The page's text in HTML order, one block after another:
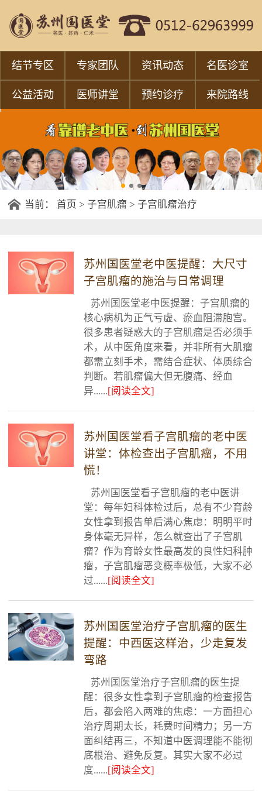
结节专区 专家团队 资讯动态 名医诊室
公益活动 医师讲堂 预约诊疗 来院路线
当前： 首页 > 子宫肌瘤 > 子宫肌瘤治疗
苏州国医堂老中医提醒：大尺寸
子宫肌瘤的施治与日常调理
苏州国医堂老中医提醒：子宫肌瘤的
核心病机为正气亏虚、瘀血阻滞胞宫。
很多患者疑惑大的子宫肌瘤是否必须手
术，从中医角度来看，并非所有大肌瘤
都需立刻手术，需结合症状、体质综合
判断。若肌瘤偏大但无腹痛、经血
异......[阅读全文]
苏州国医堂看子宫肌瘤的老中医
讲堂：体检查出子宫肌瘤，不用
慌！
苏州国医堂看子宫肌瘤的老中医讲
堂：每年妇科体检过后，总有不少育龄
女性拿到报告单后满心焦虑：明明平时
身体毫无异样，怎么就查出了子宫肌
瘤？作为育龄女性最高发的良性妇科肿
瘤，子宫肌瘤恶变概率极低，大家不必
过......[阅读全文]
苏州国医堂治疗子宫肌瘤的医生
提醒：中西医这样治，少走复发
弯路
苏州国医堂治疗子宫肌瘤的医生提
醒：很多女性拿到子宫肌瘤的检查报告
后，都会陷入两难的焦虑：一方面担心
治疗周期太长，耗费时间精力；另一方
面纠结再三，不知道中医调理能不能彻
底根治、避免反复。其实大家不必过
度......[阅读全文]